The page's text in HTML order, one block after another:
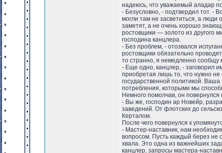
надеюсь, что уважаемый аладар
- Безусловно, - подтвердил тот. -
могли там не засветиться, а
заметят, а не очень хорошо
ростовщики — золото из другого
господина канцлера.
- Без проблем, - отозвался
ростовщики обязательно
то странно, я немедленно сообщу
- Еще одно, канцлер, - заговорил
приобретая лишь то, что нужно
государственной политикой.
потребления, которыми мы
Немного помолчав, он повернулся
- Вы же, господин ар Новейр,
заведений. От флотских до
Керталом.
После чего повернулся к
- Мастер-наставник, нам
вопросом. Пусть каждый берез не
хвала. Это одна из важнейших
канцлер, запросы мастера-